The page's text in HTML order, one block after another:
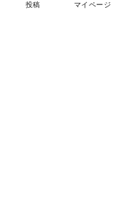
投稿 マイページ